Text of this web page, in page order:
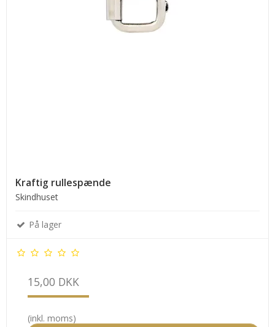
Kraftig rullespænde
Skindhuset
På lager
15,00 DKK
(inkl. moms)